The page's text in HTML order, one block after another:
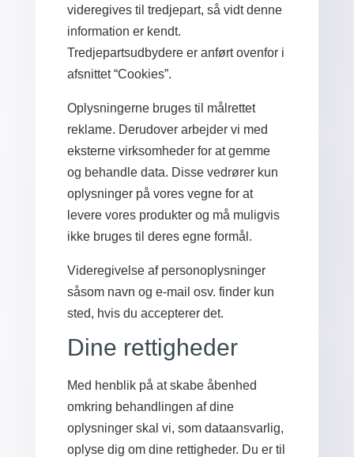
videregives til tredjepart, så vidt denne
information er kendt.
Tredjepartsudbydere er anført ovenfor i
afsnittet “Cookies”.
Oplysningerne bruges til målrettet
reklame. Derudover arbejder vi med
eksterne virksomheder for at gemme
og behandle data. Disse vedrører kun
oplysninger på vores vegne for at
levere vores produkter og må muligvis
ikke bruges til deres egne formål.
Videregivelse af personoplysninger
såsom navn og e-mail osv. finder kun
sted, hvis du accepterer det.
Dine rettigheder
Med henblik på at skabe åbenhed
omkring behandlingen af dine
oplysninger skal vi, som dataansvarlig,
oplyse dig om dine rettigheder. Du er til